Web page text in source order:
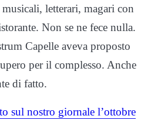
letterari, magari con
Non se ne fece nulla.
Capelle aveva proposto
per il complesso. Anche
di fatto.
sul nostro giornale l’ottobre